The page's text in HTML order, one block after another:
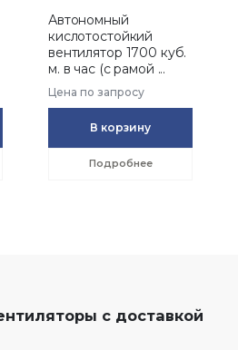
Автономный
кислотостойкий
вентилятор 1700 куб.
м. в час (с рамой ...
Цена по запросу
В корзину
Подробнее
с доставкой